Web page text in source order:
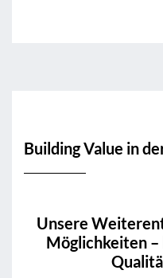
Building Value in
Unsere
Möglichkeiten –